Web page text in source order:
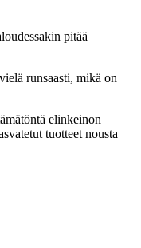
pitää
runsaasti, mikä on
elinkeinon
tuotteet nousta